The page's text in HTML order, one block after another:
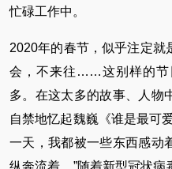
忙碌工作中。
2020年的春节，似乎注定就
会，不来往……这别样的节
多。在这太多的故事、人物
自禁地忆起魏巍《谁是最可
一天，我都被一些东西感动
纵奔流着。”随着新型冠状